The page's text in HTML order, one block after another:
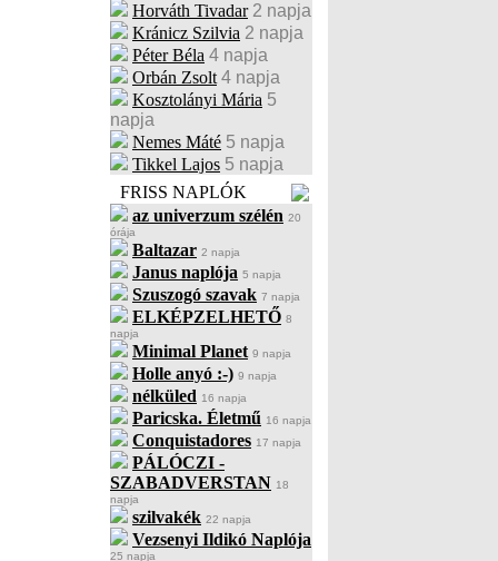
Horváth Tivadar 2 napja
Kránicz Szilvia 2 napja
Péter Béla 4 napja
Orbán Zsolt 4 napja
Kosztolányi Mária 5
napja
Nemes Máté 5 napja
Tikkel Lajos 5 napja
FRISS NAPLÓK
az univerzum szélén 20
órája
Baltazar 2 napja
Janus naplója 5 napja
Szuszogó szavak 7 napja
ELKÉPZELHETŐ 8
napja
Minimal Planet 9 napja
Holle anyó :-) 9 napja
nélküled 16 napja
Paricska. Életmű 16 napja
Conquistadores 17 napja
PÁLÓCZI -
SZABADVERSTAN 18
napja
szilvakék 22 napja
Vezsenyi Ildikó Naplója
25 napja